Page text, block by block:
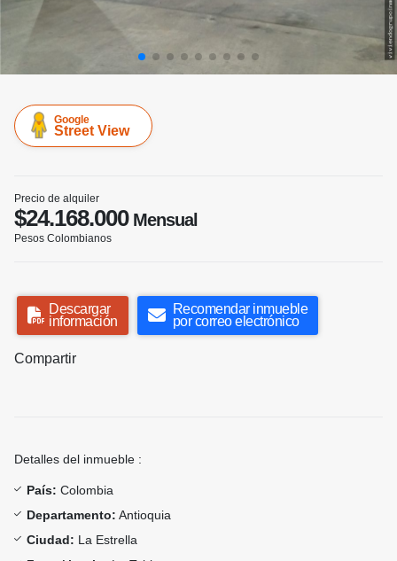
Google
Street View
Precio de alquiler
$24.168.000Mensual
Pesos Colombianos
Descargar
información
Recomendar inmueble
por correo electrónico
Compartir
Detalles del inmueble :
País: Colombia
Departamento: Antioquia
Ciudad: La Estrella